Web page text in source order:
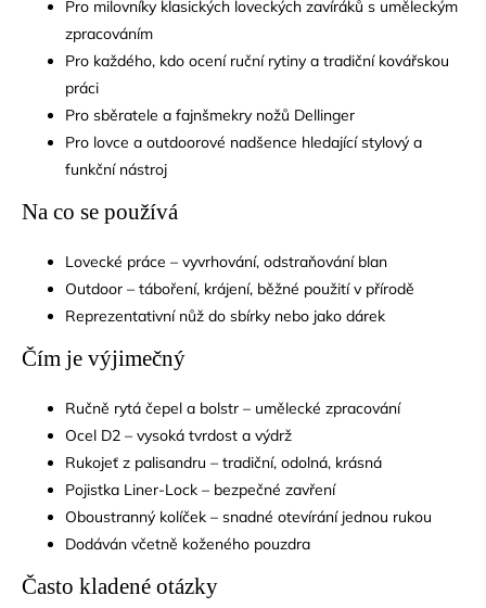
Pro milovníky klasických loveckých zavíráků s uměleckým
zpracováním
Pro každého, kdo ocení ruční rytiny a tradiční kovářskou
práci
Pro sběratele a fajnšmekry nožů Dellinger
Pro lovce a outdoorové nadšence hledající stylový a
funkční nástroj
Na co se používá
Lovecké práce – vyvrhování, odstraňování blan
Outdoor – táboření, krájení, běžné použití v přírodě
Reprezentativní nůž do sbírky nebo jako dárek
Čím je výjimečný
Ručně rytá čepel a bolstr – umělecké zpracování
Ocel D2 – vysoká tvrdost a výdrž
Rukojeť z palisandru – tradiční, odolná, krásná
Pojistka Liner-Lock – bezpečné zavření
Oboustranný kolíček – snadné otevírání jednou rukou
Dodáván včetně koženého pouzdra
Často kladené otázky